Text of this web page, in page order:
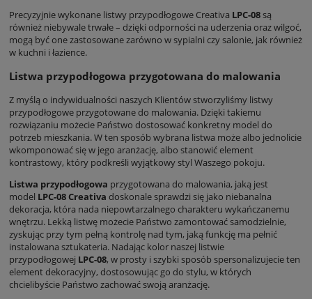
Precyzyjnie wykonane listwy przypodłogowe Creativa LPC-08są
również niebywale trwałe – dzięki odporności na uderzenia oraz wilgoć,
mogą być one zastosowane zarówno w sypialni czy salonie, jak również
w kuchni i łazience.
Listwa przypodłogowa przygotowana do malowania
Z myślą o indywidualności naszych Klientów stworzyliśmy listwy
przypodłogowe przygotowane do malowania. Dzięki takiemu
rozwiązaniu możecie Państwo dostosować konkretny model do
potrzeb mieszkania. W ten sposób wybrana listwa może albo jednolicie
wkomponować się w jego aranżację, albo stanowić element
kontrastowy, który podkreśli wyjątkowy styl Waszego pokoju.
Listwa przypodłogowa przygotowana do malowania, jaką jest
model LPC-08 Creativa doskonale sprawdzi się jako niebanalna
dekoracja, która nada niepowtarzalnego charakteru wykańczanemu
wnętrzu. Lekką listwę możecie Państwo zamontować samodzielnie,
zyskując przy tym pełną kontrolę nad tym, jaką funkcję ma pełnić
instalowana sztukateria. Nadając kolor naszej listwie
przypodłogowej LPC-08, w prosty i szybki sposób spersonalizujecie ten
element dekoracyjny, dostosowując go do stylu, w których
chcielibyście Państwo zachować swoją aranżację.